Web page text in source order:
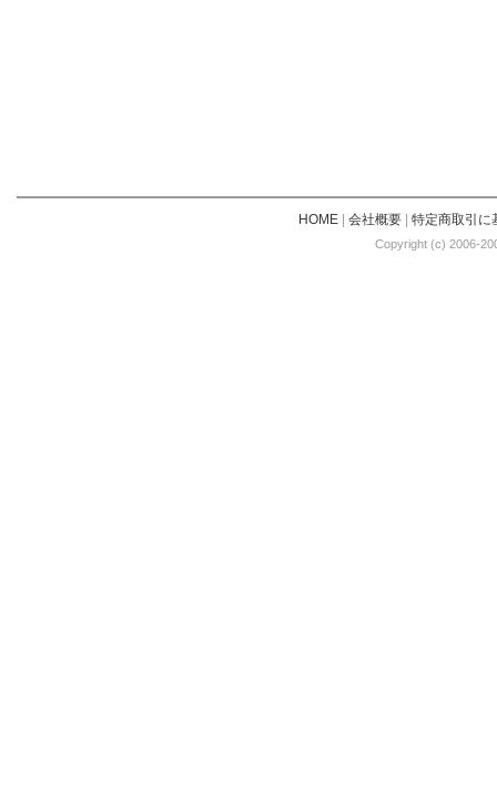
HOME| 会社概要| 特定商取引に
Copyright (c) 2006-